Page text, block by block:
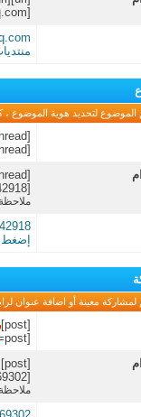
[url=https://3asq.com]منتديات العاشق[/url]
لتحديد هوية الموضوع ،
[thread]
[thread=
[thread]42918[/thread]
[thread=42918]إضغط هنا[/thread]
إضغط
معينة أو اضافة عنوان
[post]
[post=
[post]269302[/post]
[post=269302]إضغط هنا[/post]